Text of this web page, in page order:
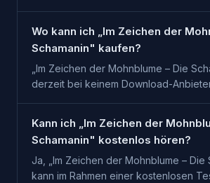
Wo kann ich „Im Zeichen der
Schamanin" kaufen?
„Im Zeichen der Mohnblume – Die
derzeit bei keinem Download-
Kann ich „Im Zeichen der
Schamanin" kostenlos hören?
Ja, „Im Zeichen der Mohnblume – Die
kann im Rahmen einer kostenlosen